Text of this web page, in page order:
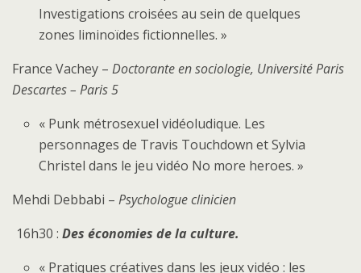
Investigations croisées au sein de quelques
zones liminoïdes fictionnelles. »
France Vachey – Doctorante en sociologie, Université Paris
Descartes – Paris 5
« Punk métrosexuel vidéoludique. Les
personnages de Travis Touchdown et Sylvia
Christel dans le jeu vidéo No more heroes. »
Mehdi Debbabi – Psychologue clinicien
16h30 : Des économies de la culture.
« Pratiques créatives dans les jeux vidéo : les